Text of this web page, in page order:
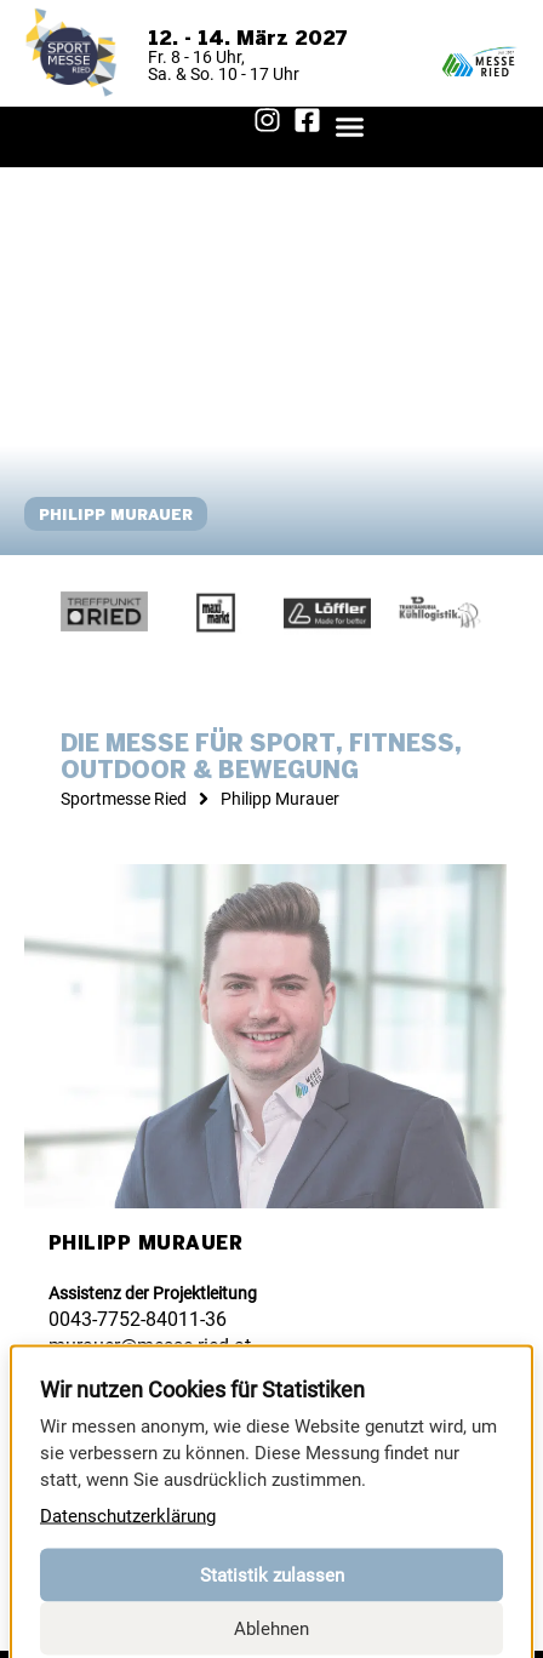
12. - 14. März 2027
Fr. 8 - 16 Uhr,
Sa. & So. 10 - 17 Uhr
PHILIPP MURAUER
DIE MESSE FÜR SPORT, FITNESS,
OUTDOOR & BEWEGUNG
Sportmesse Ried Philipp Murauer
PHILIPP MURAUER
Assistenz der Projektleitung
0043-7752-84011-36
murauer@messe-ried.at
JETZT ANRUFEN
JETZT SCHREIBEN
GESAMTES TEAM ANZEIGEN
Wir nutzen Cookies für Statistiken
Wir messen anonym, wie diese Website genutzt wird, um
sie verbessern zu können. Diese Messung findet nur
statt, wenn Sie ausdrücklich zustimmen.
Datenschutzerklärung
Statistik zulassen
Ablehnen